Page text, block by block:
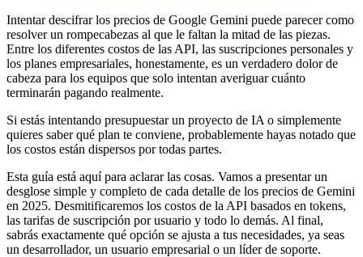
Intentar descifrar los precios de Google Gemini puede parecer como
resolver un rompecabezas al que le faltan la mitad de las piezas.
Entre los diferentes costos de las API, las suscripciones personales y
los planes empresariales, honestamente, es un verdadero dolor de
cabeza para los equipos que solo intentan averiguar cuánto
terminarán pagando realmente.
Si estás intentando presupuestar un proyecto de IA o simplemente
quieres saber qué plan te conviene, probablemente hayas notado que
los costos están dispersos por todas partes.
Esta guía está aquí para aclarar las cosas. Vamos a presentar un
desglose simple y completo de cada detalle de los precios de Gemini
en 2025. Desmitificaremos los costos de la API basados en tokens,
las tarifas de suscripción por usuario y todo lo demás. Al final,
sabrás exactamente qué opción se ajusta a tus necesidades, ya seas
un desarrollador, un usuario empresarial o un líder de soporte.